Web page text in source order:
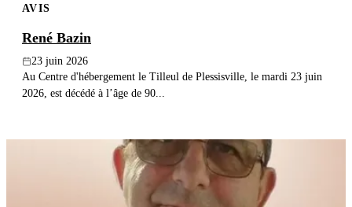
AVIS
René Bazin
23 juin 2026
Au Centre d'hébergement le Tilleul de Plessisville, le mardi 23 juin
2026, est décédé à l’âge de 90...